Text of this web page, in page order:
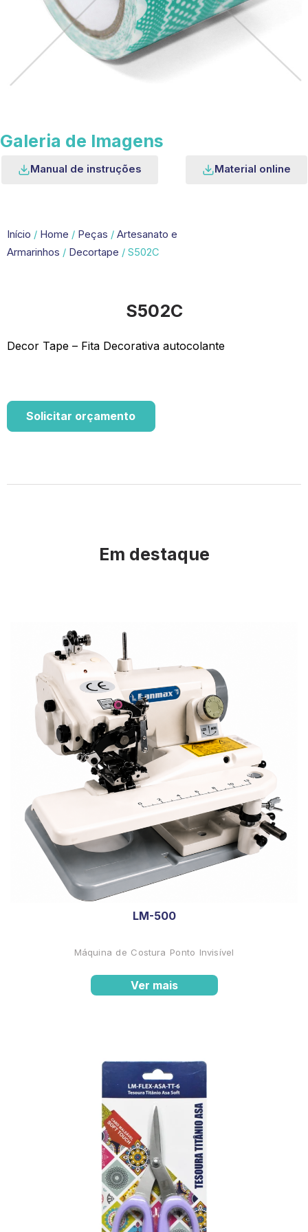
Galeria de Imagens
Manual de instruções Material online
Início / Home / Peças / Artesanato e
Armarinhos / Decortape / S502C
S502C
Decor Tape – Fita Decorativa autocolante
Solicitar orçamento
Em destaque
LM-500
Máquina de Costura Ponto Invisível
Ver mais